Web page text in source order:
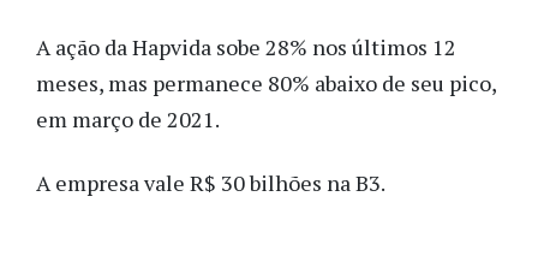
A ação da Hapvida sobe 28% nos últimos 12
meses, mas permanece 80% abaixo de seu pico,
em março de 2021.
A empresa vale R$ 30 bilhões na B3.